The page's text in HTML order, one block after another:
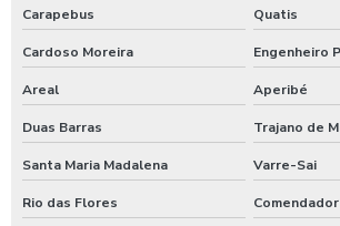
Lavagem de trator
Lavagem de veículos pesados
Limpa sider
Limpeza de máquinas pesadas
Limpeza de trator
Maquina de aplicar shampoo em carros
Carapebus Quatis
Cardoso Moreira Engenheiro
Areal Aperibé
Duas Barras Trajano de
Santa Maria Madalena Varre-Sai
Rio das Flores